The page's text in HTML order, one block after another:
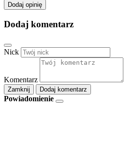
Dodaj opinię
Dodaj komentarz
Nick
Komentarz
Zamknij Dodaj komentarz
Powiadomienie